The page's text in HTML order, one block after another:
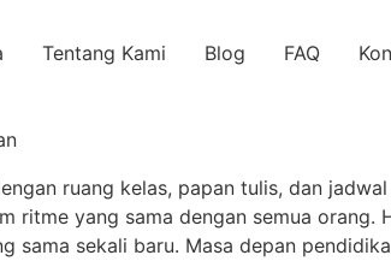
Tentang Kami Blog FAQ
ruang kelas, papan tulis, dan
ritme yang sama dengan semua orang.
sama sekali baru. Masa depan